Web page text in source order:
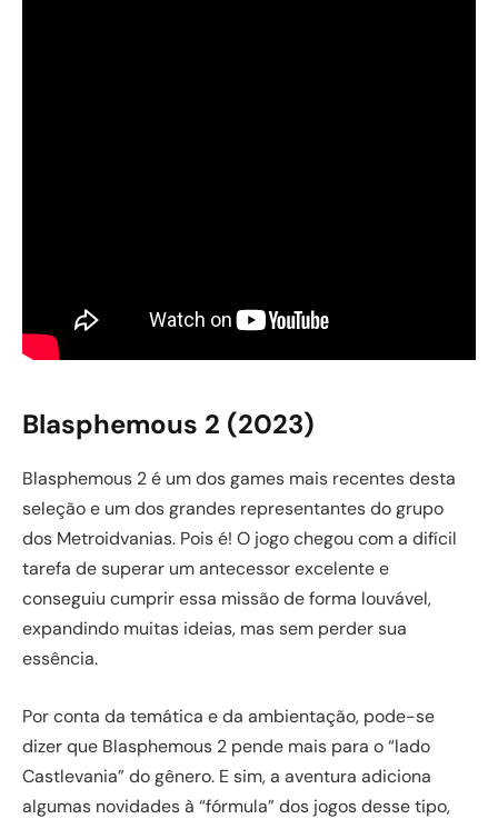
Blasphemous 2 (2023)
Blasphemous 2 é um dos games mais recentes desta
seleção e um dos grandes representantes do grupo
dos Metroidvanias. Pois é! O jogo chegou com a difícil
tarefa de superar um antecessor excelente e
conseguiu cumprir essa missão de forma louvável,
expandindo muitas ideias, mas sem perder sua
essência.
Por conta da temática e da ambientação, pode-se
dizer que Blasphemous 2 pende mais para o “lado
Castlevania” do gênero. E sim, a aventura adiciona
algumas novidades à “fórmula” dos jogos desse tipo,